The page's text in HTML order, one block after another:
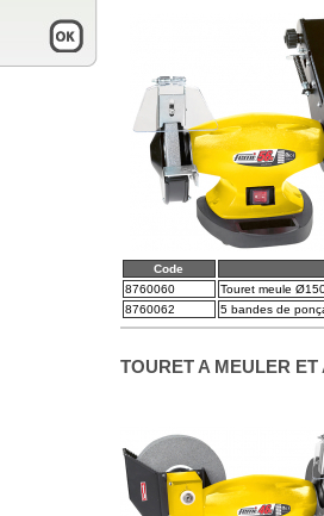
Code
8760060
Touret meule
8760062
5 bandes de
TOURET A MEULER ET